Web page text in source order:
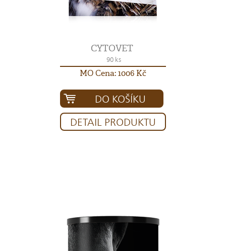
CYTOVET
90 ks
MO Cena: 1006 Kč
DO KOŠÍKU
DETAIL PRODUKTU